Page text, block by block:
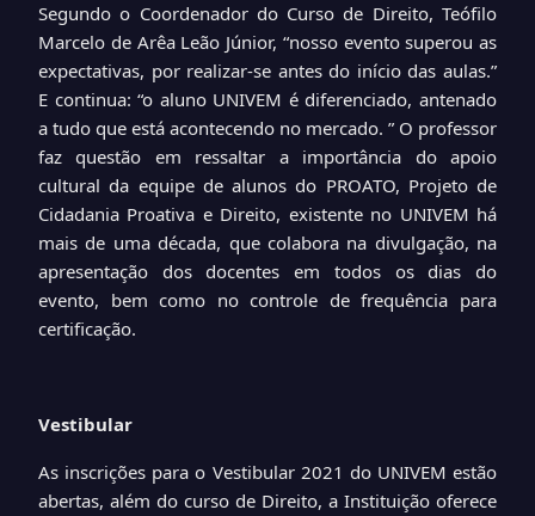
Segundo o Coordenador do Curso de Direito, Teófilo
Marcelo de Arêa Leão Júnior, “nosso evento superou as
expectativas, por realizar-se antes do início das aulas.”
E continua: “o aluno UNIVEM é diferenciado, antenado
a tudo que está acontecendo no mercado. ” O professor
faz questão em ressaltar a importância do apoio
cultural da equipe de alunos do PROATO, Projeto de
Cidadania Proativa e Direito, existente no UNIVEM há
mais de uma década, que colabora na divulgação, na
apresentação dos docentes em todos os dias do
evento, bem como no controle de frequência para
certificação.
Vestibular
As inscrições para o Vestibular 2021 do UNIVEM estão
abertas, além do curso de Direito, a Instituição oferece